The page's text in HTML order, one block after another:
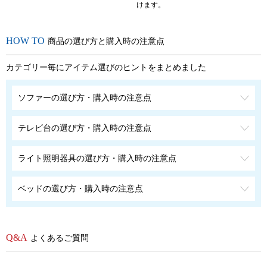
けます。
商品の選び方と購入時の注意点
カテゴリー毎にアイテム選びのヒントをまとめました
ソファーの選び方・購入時の注意点
テレビ台の選び方・購入時の注意点
ライト照明器具の選び方・購入時の注意点
ベッドの選び方・購入時の注意点
よくあるご質問